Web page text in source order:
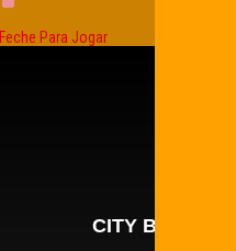
Para Jogar